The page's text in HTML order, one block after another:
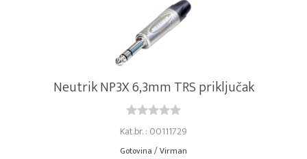
Neutrik NP3X 6,3mm TRS priključak
Kat.br. : 00111729
Gotovina / Virman